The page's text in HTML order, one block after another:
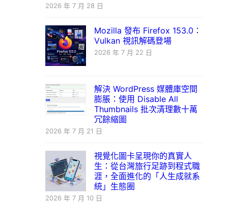
2026 年 7 月 28 日
Mozilla 發布 Firefox 153.0：
Vulkan 視訊解碼登場
2026 年 7 月 22 日
解決 WordPress 媒體庫空間
膨脹：使用 Disable All
Thumbnails 批次清理數十萬
冗餘縮圖
2026 年 7 月 21 日
視覺化圖卡呈現你的真實人
生：從台灣旅行足跡到程式職
涯，全面進化的「人生成就系
統」生態圈
2026 年 7 月 10 日